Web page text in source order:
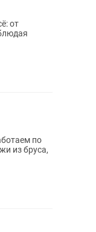
от
по
из бруса,